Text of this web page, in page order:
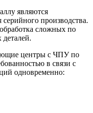
являются
производства.
сложных по
центры с ЧПУ по
в связи с
одновременно: